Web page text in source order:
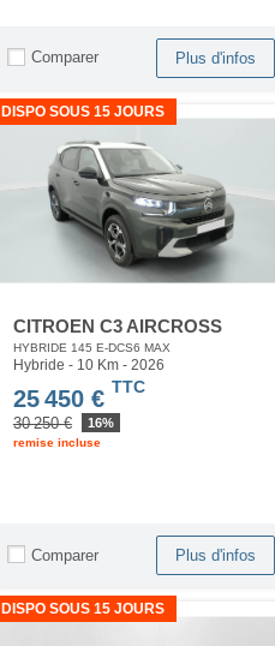
Comparer Plus d'infos
DISPO SOUS 15 JOURS
CITROEN C3 AIRCROSS
HYBRIDE 145 E-DCS6 MAX
Hybride - 10 Km - 2026
25 450 € TTC
30 250 € 16%
remise incluse
Comparer Plus d'infos
DISPO SOUS 15 JOURS